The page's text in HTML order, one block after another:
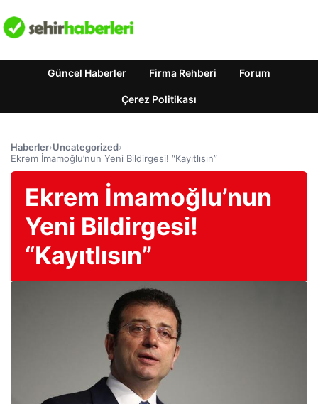
Güncel Haberler Firma Rehberi Forum
Çerez Politikası
Haberler›Uncategorized›
Ekrem İmamoğlu’nun Yeni Bildirgesi! “Kayıtlısın”
Ekrem İmamoğlu’nun
Yeni Bildirgesi!
“Kayıtlısın”